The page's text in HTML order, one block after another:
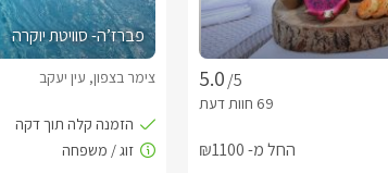
/5
החל מ- ₪1100
פברז’ה- סוויטת יוקרה
צימר בצפון, עין יעקב